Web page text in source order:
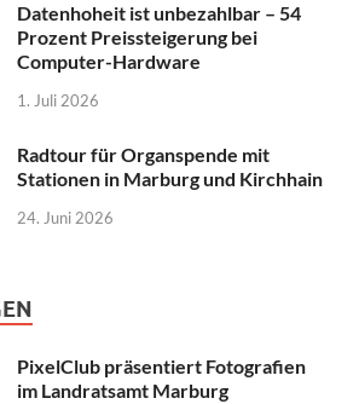
Datenhoheit ist unbezahlbar – 54
Prozent Preissteigerung bei
Computer-Hardware
1. Juli 2026
Radtour für Organspende mit
Stationen in Marburg und Kirchhain
24. Juni 2026
PixelClub präsentiert Fotografien
im Landratsamt Marburg